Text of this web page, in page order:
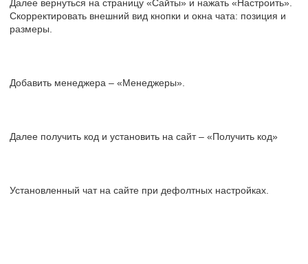
Далее вернуться на страницу «Сайты» и нажать «Настроить».
Скорректировать внешний вид кнопки и окна чата: позиция и
размеры.
Добавить менеджера – «Менеджеры».
Далее получить код и установить на сайт – «Получить код»
Установленный чат на сайте при дефолтных настройках.